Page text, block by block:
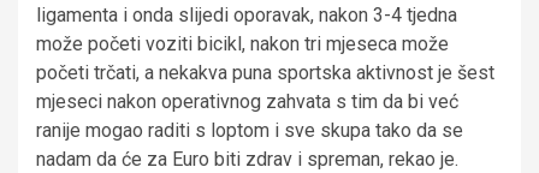
ligamenta i onda slijedi oporavak, nakon 3-4 tjedna
može početi voziti bicikl, nakon tri mjeseca može
početi trčati, a nekakva puna sportska aktivnost je šest
mjeseci nakon operativnog zahvata s tim da bi već
ranije mogao raditi s loptom i sve skupa tako da se
nadam da će za Euro biti zdrav i spreman, rekao je.